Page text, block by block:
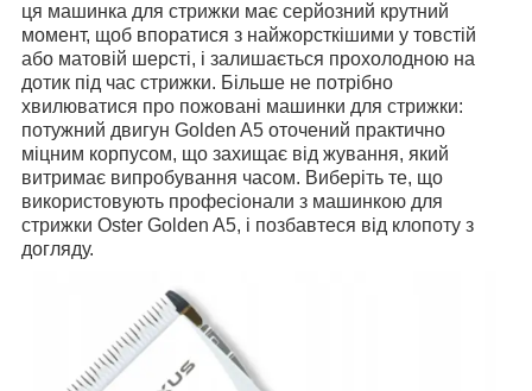
ця машинка для стрижки має серйозний крутний
момент, щоб впоратися з найжорсткішими у товстій
або матовій шерсті, і залишається прохолодною на
дотик під час стрижки. Більше не потрібно
хвилюватися про пожовані машинки для стрижки:
потужний двигун Golden A5 оточений практично
міцним корпусом, що захищає від жування, який
витримає випробування часом. Виберіть те, що
використовують професіонали з машинкою для
стрижки Oster Golden A5, і позбавтеся від клопоту з
догляду.